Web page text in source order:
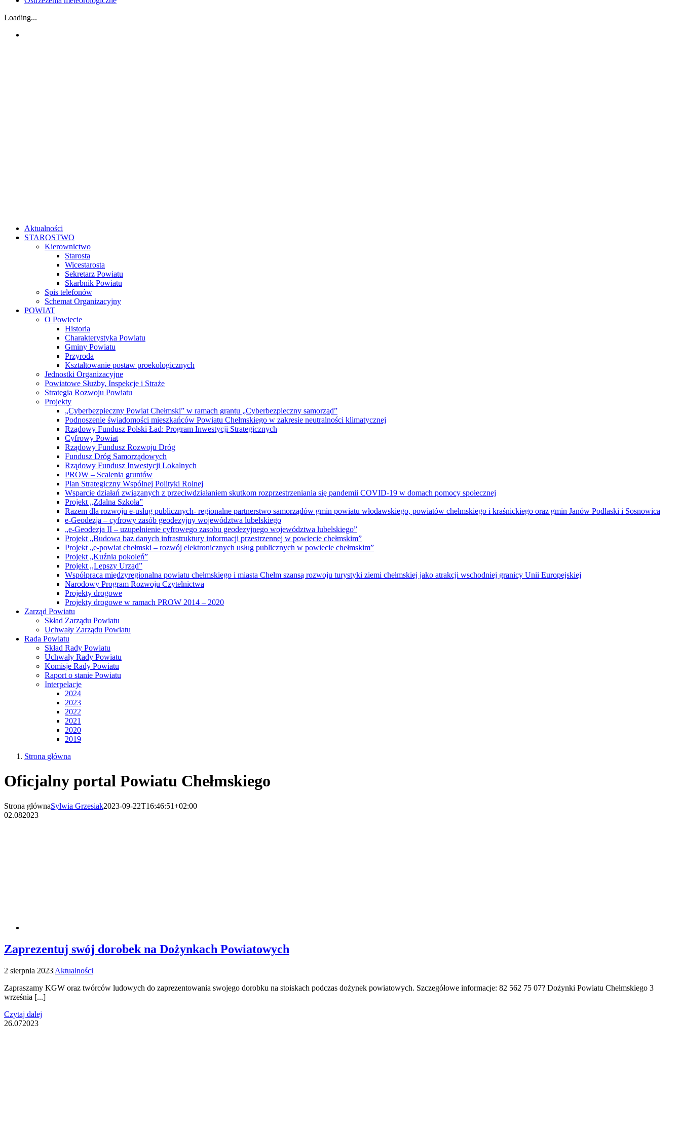
Loading...
Aktualności
STAROSTWO
Kierownictwo
Starosta
Wicestarosta
Sekretarz Powiatu
Skarbnik Powiatu
Spis telefonów
Schemat Organizacyjny
POWIAT
O Powiecie
Historia
Charakterystyka Powiatu
Gminy Powiatu
Przyroda
Kształtowanie postaw proekologicznych
Jednostki Organizacyjne
Powiatowe Służby, Inspekcje i Straże
Strategia Rozwoju Powiatu
Projekty
„Cyberbezpieczny Powiat Chełmski” w ramach grantu „Cyberbezpieczny samorząd”
Podnoszenie świadomości mieszkańców Powiatu Chełmskiego w zakresie neutralności klimatycznej
Rządowy Fundusz Polski Ład: Program Inwestycji Strategicznych
Cyfrowy Powiat
Rządowy Fundusz Rozwoju Dróg
Fundusz Dróg Samorządowych
Rządowy Fundusz Inwestycji Lokalnych
PROW – Scalenia gruntów
Plan Strategiczny Wspólnej Polityki Rolnej
Wsparcie działań związanych z przeciwdziałaniem skutkom rozprzestrzeniania się pandemii COVID-19 w domach pomocy społecznej
Projekt „Zdalna Szkoła”
Razem dla rozwoju e-usług publicznych- regionalne partnerstwo samorządów gmin powiatu włodawskiego, powiatów chełmskiego i kraśnickiego oraz gmin Janów Podlaski i Sosnowica
e-Geodezja – cyfrowy zasób geodezyjny województwa lubelskiego
„e-Geodezja II – uzupełnienie cyfrowego zasobu geodezyjnego województwa lubelskiego”
Projekt „Budowa baz danych infrastruktury informacji przestrzennej w powiecie chełmskim”
Projekt „e-powiat chełmski – rozwój elektronicznych usług publicznych w powiecie chełmskim”
Projekt „Kuźnia pokoleń”
Projekt ,,Lepszy Urząd”
Współpraca międzyregionalna powiatu chełmskiego i miasta Chełm szansą rozwoju turystyki ziemi chełmskiej jako atrakcji wschodniej granicy Unii Europejskiej
Narodowy Program Rozwoju Czytelnictwa
Projekty drogowe
Projekty drogowe w ramach PROW 2014 – 2020
Zarząd Powiatu
Skład Zarządu Powiatu
Uchwały Zarządu Powiatu
Rada Powiatu
Skład Rady Powiatu
Uchwały Rady Powiatu
Komisje Rady Powiatu
Raport o stanie Powiatu
Interpelacje
2024
2023
2022
2021
2020
2019
Strona główna
Oficjalny portal Powiatu Chełmskiego
Strona głównaSylwia Grzesiak2023-09-22T16:46:51+02:00
02.082023
Zaprezentuj swój dorobek na Dożynkach Powiatowych
2 sierpnia 2023|Aktualności|
Zapraszamy KGW oraz twórców ludowych do zaprezentowania swojego dorobku na stoiskach podczas dożynek powiatowych. Szczegółowe informacje: 82 562 75 07? Dożynki Powiatu Chełmskiego 3
września [...]
Czytaj dalej
26.072023